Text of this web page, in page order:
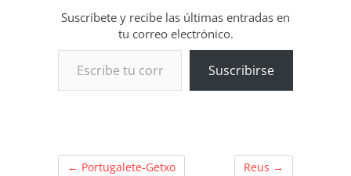
Suscríbete y recibe las últimas entradas en
tu correo electrónico.
Escribe tu correo electrónico…
Suscribirse
← Portugalete-Getxo Reus →